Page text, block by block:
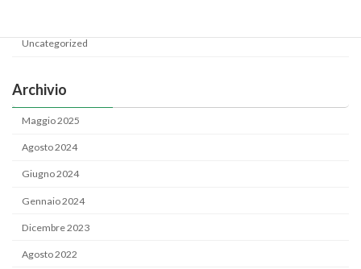
Uncategorized
Archivio
Maggio 2025
Agosto 2024
Giugno 2024
Gennaio 2024
Dicembre 2023
Agosto 2022